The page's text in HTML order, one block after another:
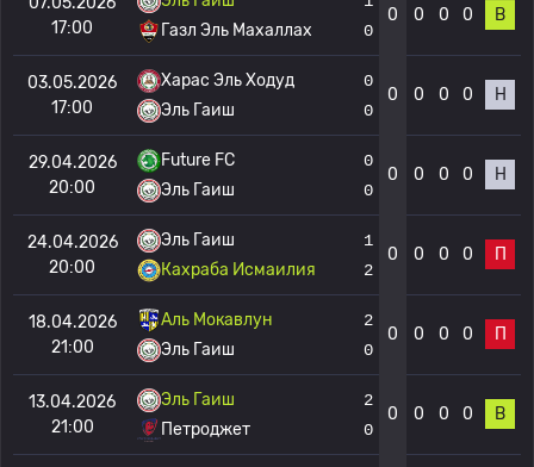
17:00
Газл Эль Махаллах
0
0 0 0 0 В
03.05.2026
17:00
Харас Эль Ходуд
Эль Гаиш
0
0
0 0 0 0 Н
29.04.2026
20:00
Future FC
Эль Гаиш
0
0
0 0 0 0 Н
24.04.2026
20:00
Эль Гаиш
Кахраба Исмаилия
1
2
0 0 0 0 П
18.04.2026
21:00
Аль Мокавлун
Эль Гаиш
2
0
0 0 0 0 П
13.04.2026
21:00
Эль Гаиш
Петроджет
2
0
0 0 0 0 В